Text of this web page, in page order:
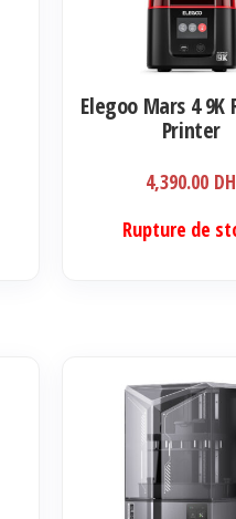
Elegoo Mars 4 9K
Printer
4,390.00 DH
Rupture de